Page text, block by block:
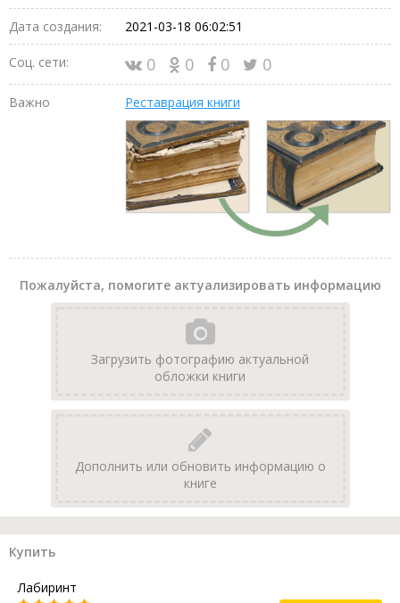
Дата создания: 2021-03-18 06:02:51
Соц. сети: 0 0 0 0
Важно Реставрация книги
Пожалуйста, помогите актуализировать информацию
Загрузить фотографию актуальной
обложки книги
Дополнить или обновить информацию о
книге
Купить
Лабиринт